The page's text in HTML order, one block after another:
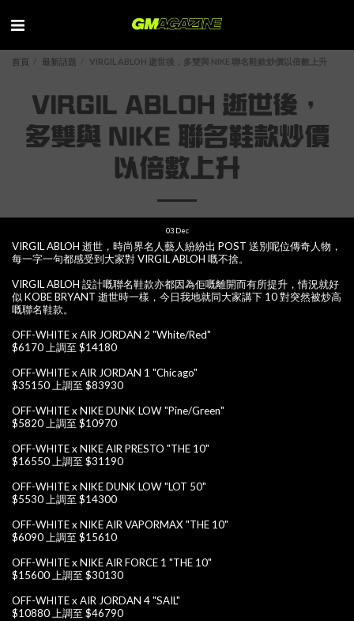
首頁 最新話題 VIRGIL ABLOH 逝世後，多雙與 NIKE 聯名鞋款炒價以倍數上升
VIRGIL ABLOH 逝世後，
多雙與 NIKE 聯名鞋款炒價
以倍數上升
03 Dec
VIRGIL ABLOH 逝世，時尚界名人藝人紛紛出 POST 送別呢位傳奇人物，
每一字一句都感受到大家對 VIRGIL ABLOH 嘅不捨。
VIRGIL ABLOH 設計嘅聯名鞋款亦都因為佢嘅離開而有所提升，情況就好
似 KOBE BRYANT 逝世時一樣，今日我地就同大家講下 10 對突然被炒高
嘅聯名鞋款。
OFF-WHITE x AIR JORDAN 2 "White/Red"
$6170 上調至 $14180
OFF-WHITE x AIR JORDAN 1 "Chicago"
$35150 上調至 $83930
OFF-WHITE x NIKE DUNK LOW "Pine/Green"
$5820 上調至 $10970
OFF-WHITE x NIKE AIR PRESTO "THE 10"
$16550 上調至 $31190
OFF-WHITE x NIKE DUNK LOW "LOT 50"
$5530 上調至 $14300
OFF-WHITE x NIKE AIR VAPORMAX "THE 10"
$6090 上調至 $15610
OFF-WHITE x NIKE AIR FORCE 1 "THE 10"
$15600 上調至 $30130
OFF-WHITE x AIR JORDAN 4 "SAIL"
$10880 上調至 $46790